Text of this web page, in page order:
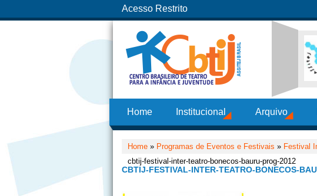
Acesso Restrito
Home Institucional Arquivo
Home » Programas de Eventos e Festivais » Festival
cbtij-festival-inter-teatro-bonecos-bauru-prog-2012
CBTIJ-FESTIVAL-INTER-TEATRO-BONECOS-